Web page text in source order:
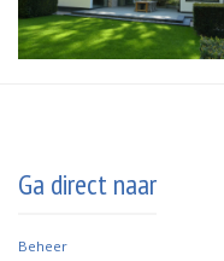
Ga direct naar
Beheer